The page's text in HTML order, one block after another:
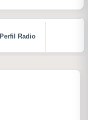
Perfil Radio